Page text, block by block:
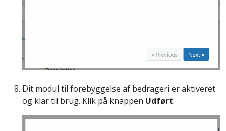
Dit modul til forebyggelse af bedrageri er aktiveret
og klar til brug. Klik på knappen Udført.